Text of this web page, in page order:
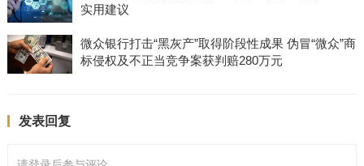
实用建议
微众银行打击“黑灰产”取得阶段性成果 伪冒“微众”商
标侵权及不正当竞争案获判赔280万元
发表回复